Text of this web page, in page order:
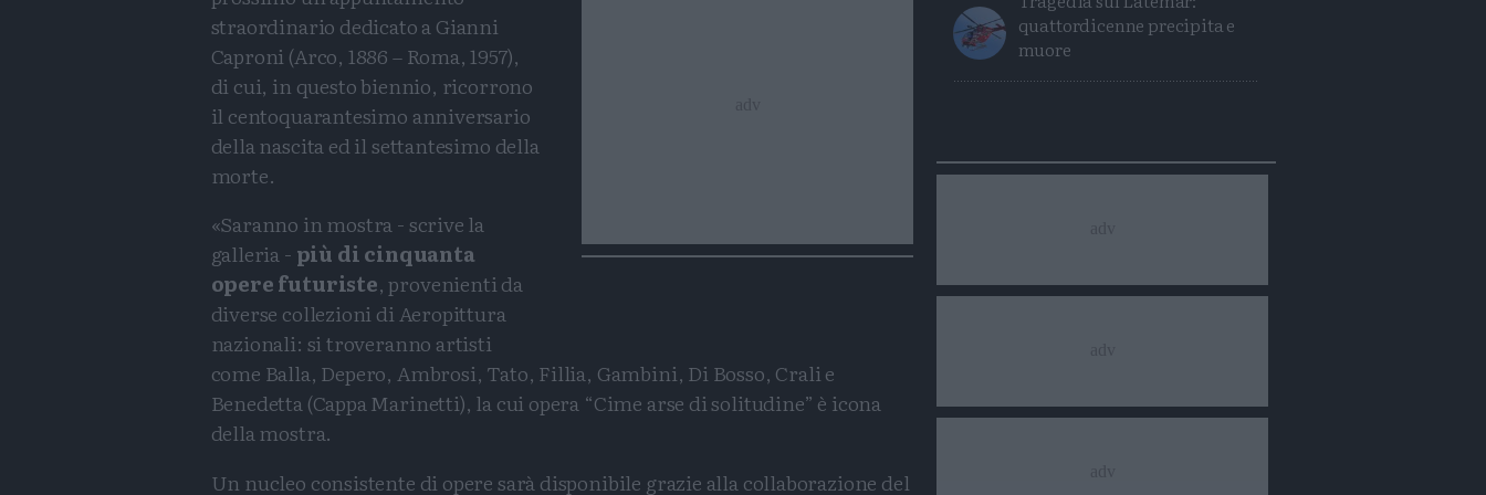
straordinario dedicato a Gianni
Caproni (Arco, 1886 – Roma, 1957),
di cui, in questo biennio, ricorrono
il centoquarantesimo anniversario
della nascita ed il settantesimo della
morte.
«Saranno in mostra - scrive la
galleria - più di cinquanta
opere futuriste, provenienti da
diverse collezioni di Aeropittura
nazionali: si troveranno artisti
come Balla, Depero, Ambrosi, Tato, Fillia, Gambini, Di Bosso, Crali e
Benedetta (Cappa Marinetti), la cui opera “Cime arse di solitudine” è icona
della mostra.
Un nucleo consistente di opere sarà disponibile grazie alla collaborazione del
quattordicenne precipita e
muore